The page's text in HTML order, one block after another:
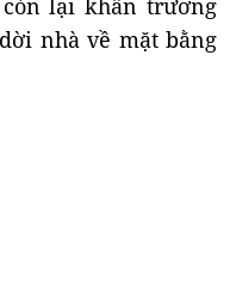
lại khẩn trương
nhà về mặt bằng